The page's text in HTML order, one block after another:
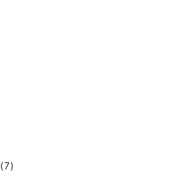
(7)